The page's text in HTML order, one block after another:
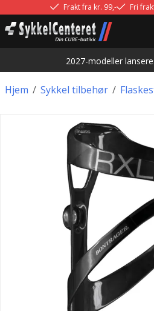
Frakt fra kr. 99,- Fri
2027-modeller
/
Hjem /
Sykkel tilbehør